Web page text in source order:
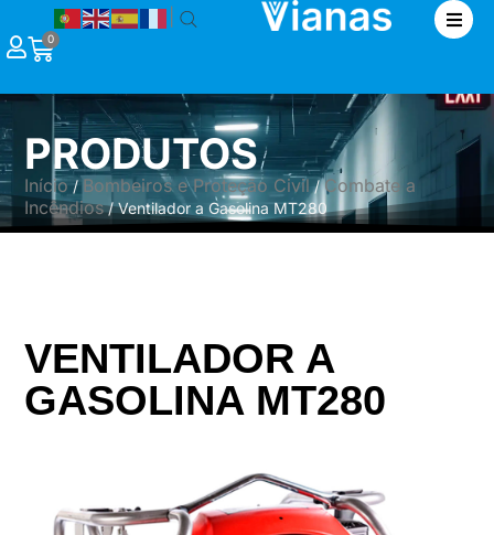
0
PRODUTOS
Início/ Bombeiros e Proteção Civil/Combate a
Incêndios/ Ventilador a Gasolina MT280
VENTILADOR A
GASOLINA MT280